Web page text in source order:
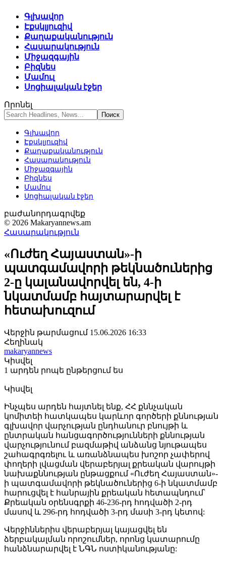
Գլխավոր
Էքսկլյուզիվ
Քաղաքականություն
Հասարակություն
Միջազգային
Բիզնես
Մամուլ
Սոցիալական էջեր
Որոնել
Գլխավոր
Էքսկլյուզիվ
Քաղաքականություն
Հասարակություն
Միջազգային
Բիզնես
Մամուլ
Սոցիալական էջեր
բաժանորդագրվեք
© 2026 Makaryannews.am
Հասարակություն
«Ուժեղ Հայաստան»-ի
պատգամավորի թեկնածուներից
2-ը կալանավորվել են, 4-ի
նկատմամբ հայտարարվել է
հետախուզում
Վերջին թարմացում 15.06.2026 16:33
Հեղինակ
makaryannews
Կիսվել
1 արդեն րոպե ընթերցում ես
Կիսվել
Ինչպես արդեն հայտնել ենք, ՀՀ քննչական
կոմիտեի հատկապես կարևոր գործերի քննության
գլխավոր վարչության ընդհանուր բնույթի և
ընտրական հանցագործությունների քննության
վարչությունում բազմաթիվ անձանց նյութապես
շահագրգռելու և առանձնապես խոշոր չափերով
փողերի լվացման վերաբերյալ քրեական վարույթի
նախաքննության ընթացքում «Ուժեղ Հայաստան»-
ի պատգամավորի թեկնածուներից 6-ի նկատմամբ
հարուցվել է հանրային քրեական հետապնդում՝
Քրեական օրենսգրքի 46-236-րդ հոդվածի 2-րդ
մասով և 296-րդ հոդվածի 3-րդ մասի 3-րդ կետով:
Վերջիններիս վերաբերյալ կայացվել են
ձերբակալման որոշումներ, որոնց կատարումը
հանձնարարվել է ՆԳՆ ոստիկանությանը: